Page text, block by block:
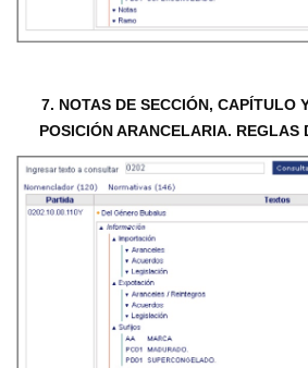
7. NOTAS DE SECCIÓN, CAPÍTULO
POSICIÓN ARANCELARIA. REGLAS